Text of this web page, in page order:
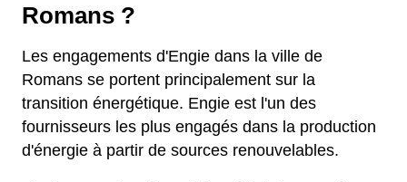
Romans ?
Les engagements d'Engie dans la ville de
Romans se portent principalement sur la
transition énergétique. Engie est l'un des
fournisseurs les plus engagés dans la production
d'énergie à partir de sources renouvelables.